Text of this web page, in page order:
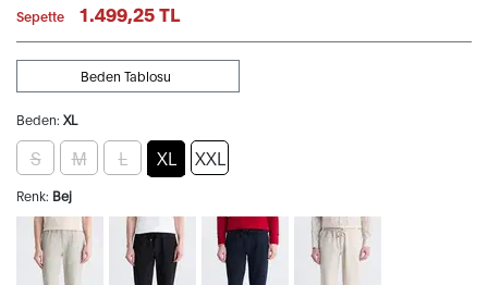
Sepette 1.499,25 TL
Beden: XL
Beden Tablosu
S M L XL XXL
Renk: Bej